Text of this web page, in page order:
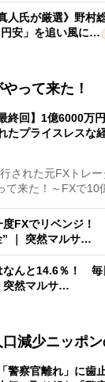
人氏が厳選》野村
円安」を追い風に…
って来た！
最終回】1億6000万
たプライスレスな
された元FXトレ
て来た！～FXで
度FXでリベンジ
” ｜ 突然マルサ…
なんと14.6％！
突然マルサ…
減少ニッポン
「警察官離れ」に歯